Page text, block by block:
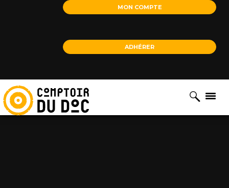
MON COMPTE
ADHÉRER
Cookies management panel